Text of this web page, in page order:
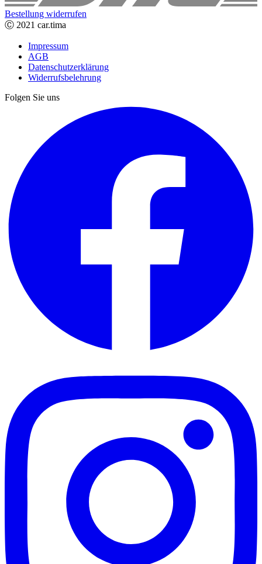
Bestellung widerrufen
Ⓒ 2021 car.tima
Impressum
AGB
Datenschutzerklärung
Widerrufsbelehrung
Folgen Sie uns